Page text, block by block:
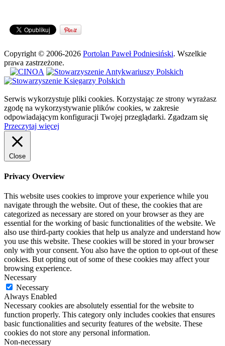
Copyright © 2006-2026 Portolan Paweł Podniesiński. Wszelkie
prawa zastrzeżone.
Serwis wykorzystuje pliki cookies. Korzystając ze strony wyrażasz
zgodę na wykorzystywanie plików cookies, w zakresie
odpowiadającym konfiguracji Twojej przeglądarki. Zgadzam się
Przeczytaj więcej
Close
Privacy Overview
This website uses cookies to improve your experience while you
navigate through the website. Out of these, the cookies that are
categorized as necessary are stored on your browser as they are
essential for the working of basic functionalities of the website. We
also use third-party cookies that help us analyze and understand how
you use this website. These cookies will be stored in your browser
only with your consent. You also have the option to opt-out of these
cookies. But opting out of some of these cookies may affect your
browsing experience.
Necessary
Necessary
Always Enabled
Necessary cookies are absolutely essential for the website to
function properly. This category only includes cookies that ensures
basic functionalities and security features of the website. These
cookies do not store any personal information.
Non-necessary